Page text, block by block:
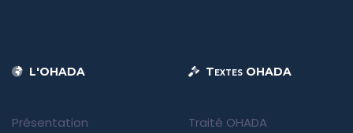
L'OHADA
Présentation
Textes OHADA
Traité OHADA